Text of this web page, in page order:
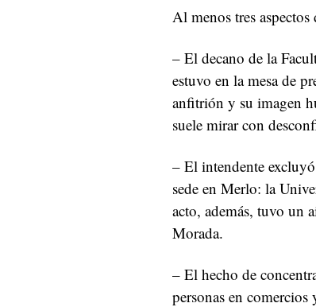
Al menos tres aspectos
– El decano de la
estuvo en la mesa de
anfitrión y su imagen
suele mirar con
– El intendente
sede en Merlo: la
acto, además, tuvo un
Morada.
– El hecho de
personas en